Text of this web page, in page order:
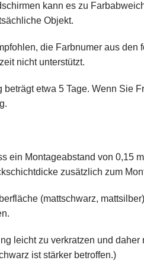
kann es zu
Objekt.
die Farbnumer aus den
nicht unterstützt.
etwa 5 Tage. Wenn Sie
ein Montageabstand von 0,15
zusätzlich zum
(mattschwarz,
leicht zu verkratzen und
ist stärker betroffen.)